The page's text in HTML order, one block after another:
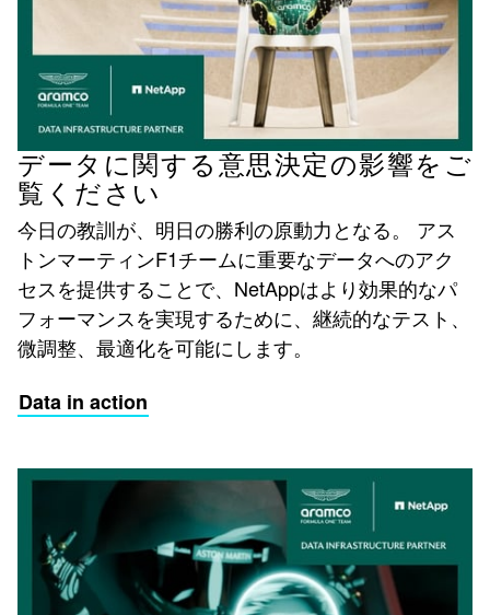
データに関する意思決定の影響をご
覧ください
今日の教訓が、明日の勝利の原動力となる。 アス
トンマーティンF1チームに重要なデータへのアク
セスを提供することで、NetAppはより効果的なパ
フォーマンスを実現するために、継続的なテスト、
微調整、最適化を可能にします。
Data in action